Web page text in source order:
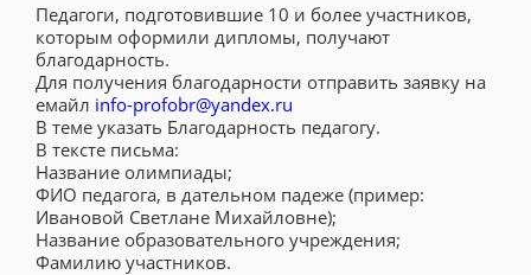
Педагоги, подготовившие 10 и более участников,
которым оформили дипломы, получают
благодарность.
Для получения благодарности отправить заявку на
емайл info-profobr@yandex.ru
В теме указать Благодарность педагогу.
В тексте письма:
Название олимпиады;
ФИО педагога, в дательном падеже (пример:
Ивановой Светлане Михайловне);
Название образовательного учреждения;
Фамилию участников.